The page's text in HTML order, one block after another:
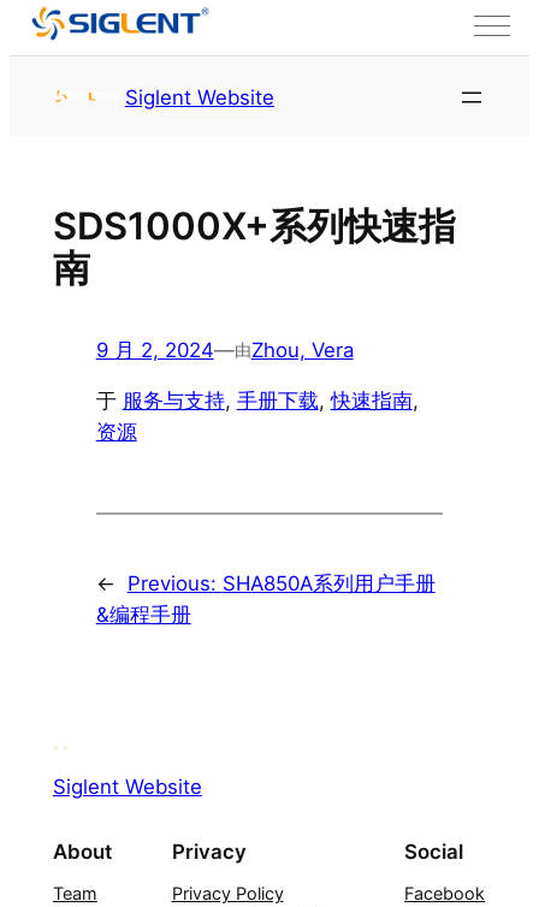
首页 服务与支持
Siglent Website
SDS1000X+系列快速指
南
9 月 2, 2024—由Zhou, Vera
于 服务与支持, 手册下载, 快速指南
资源
← Previous: SHA850A系列用户手册
&编程手册
Siglent Website
About
Team
Privacy
Privacy Policy
Social
Facebook